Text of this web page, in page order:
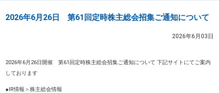
2026年6月26日 第61回定時株主総会招集ご通知について
2026年6月03日
2026年6月26日開催 第61回定時株主総会招集ご通知について 下記サイトにてご案内
しております
●IR情報＞株主総会情報